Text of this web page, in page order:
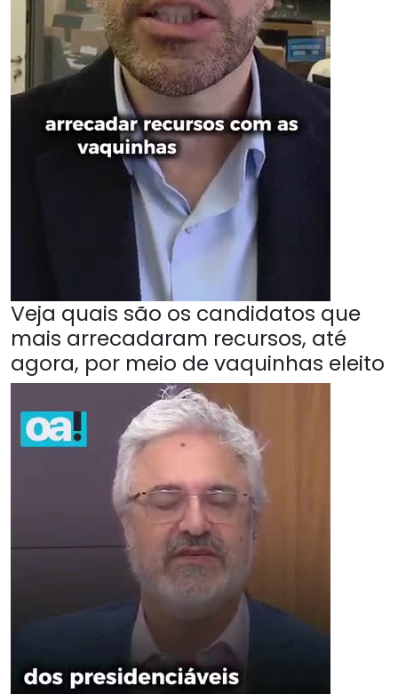
Veja quais são os candidatos que
mais arrecadaram recursos, até
agora, por meio de vaquinhas eleito